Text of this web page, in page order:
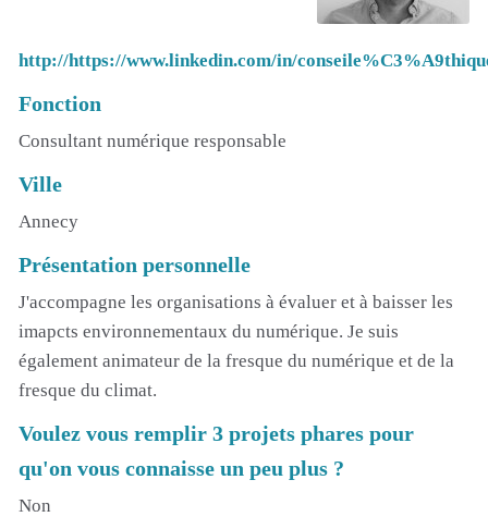
http://https://www.linkedin.com/in/
Fonction
Consultant numérique responsable
Ville
Annecy
Présentation personnelle
J'accompagne les organisations à évaluer et à baisser les
imapcts environnementaux du numérique. Je suis
également animateur de la fresque du numérique et de la
fresque du climat.
Voulez vous remplir 3 projets phares pour
qu'on vous connaisse un peu plus ?
Non